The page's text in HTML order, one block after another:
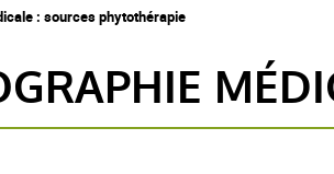
: sources phytothérapie